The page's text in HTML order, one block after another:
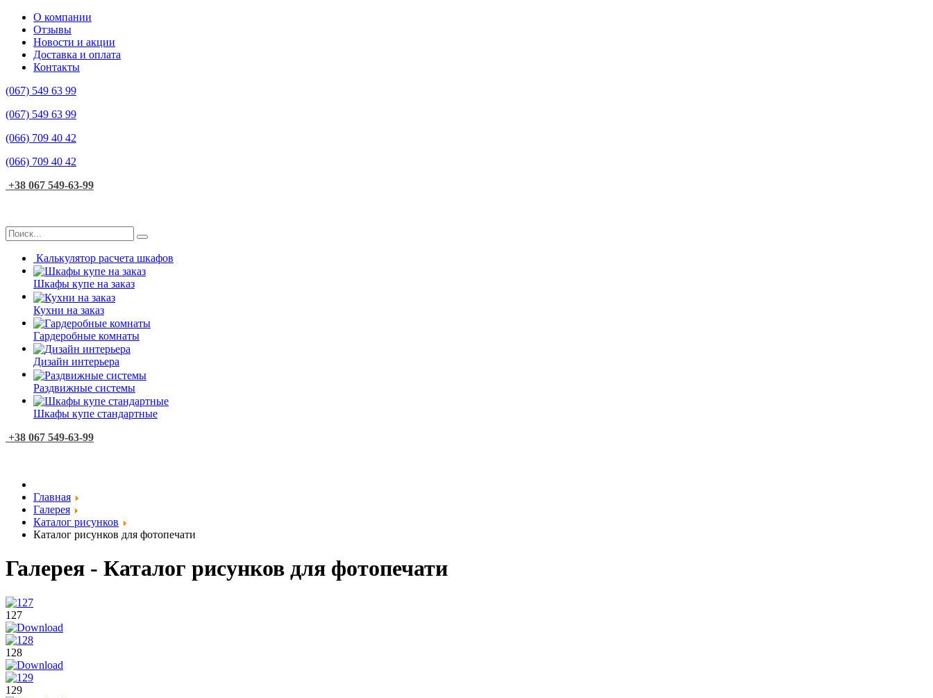
О компании
Отзывы
Новости и акции
Доставка и оплата
Контакты
(067) 549 63 99
(067) 549 63 99
(066) 709 40 42
(066) 709 40 42
+38 067 549-63-99
Калькулятор расчета шкафов
Шкафы купе на заказ
Кухни на заказ
Гардеробные комнаты
Дизайн интерьера
Раздвижные системы
Шкафы купе стандартные
+38 067 549-63-99
Главная
Галерея
Каталог рисунков
Каталог рисунков для фотопечати
Галерея - Каталог рисунков для фотопечати
127
128
129